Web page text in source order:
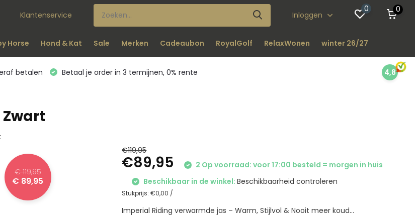
Klantenservice Inloggen
0 0
Horse Hond & Kat Sale Merken Cadeaubon RoyalGolf RelaxWonen winter 26/27
betalen Betaal je order in 3 termijnen, 0% rente 4,8
€ 119,95
€ 89,95
€119,95
€89,95
2 Op voorraad: voor 17:00 besteld = morgen in huis
Beschikbaar in de winkel:Beschikbaarheid controleren
Stukprijs:€0,00 /
Imperial Riding verwarmde jas – Warm, Stijlvol & Nooit meer koud...